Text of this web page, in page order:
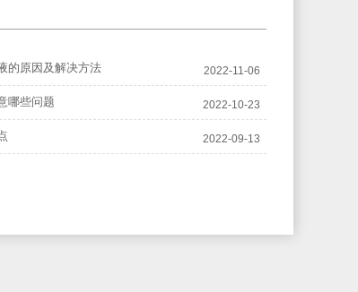
的原因及解决方法 2022-11-06
哪些问题 2022-10-23
2022-09-13